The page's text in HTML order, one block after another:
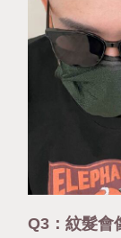
Q3：紋髮會